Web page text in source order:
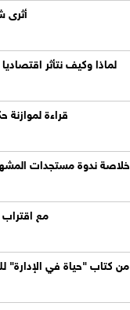
أثرى
لماذا وكيف نتأثر
قراءة لموازنة
خلاصة ندوة مستجدات
مع اقتراب